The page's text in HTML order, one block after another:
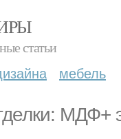
статьи
мебель